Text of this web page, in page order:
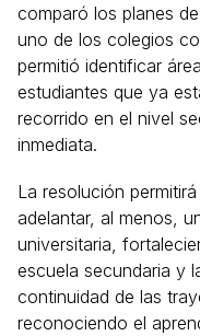
comparó los planes
uno de los colegios
permitió identificar
estudiantes que ya
recorrido en el nivel
inmediata.
La resolución
adelantar, al menos,
universitaria,
escuela secundaria y
continuidad de las
reconociendo el